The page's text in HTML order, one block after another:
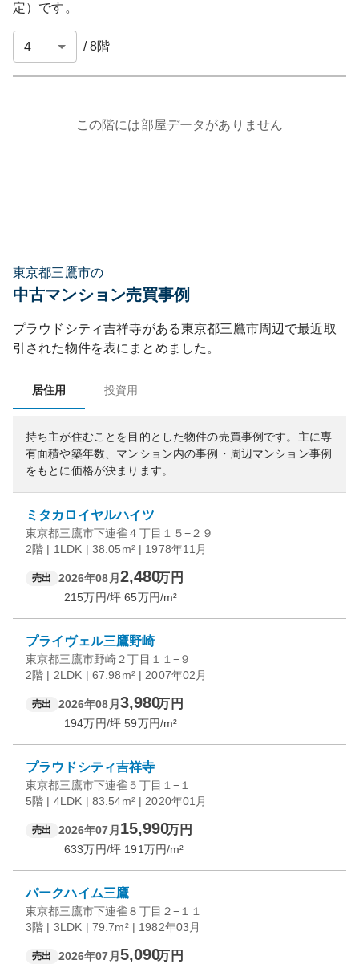
定）です。
/8階
この階には部屋データがありません
東京都三鷹市の
中古マンション売買事例
プラウドシティ吉祥寺がある東京都三鷹市周辺で最近取
引された物件を表にまとめました。
居住用 投資用
持ち主が住むことを目的とした物件の売買事例です。 主に専
有面積や築年数、マンション内の事例・周辺マンション事例
をもとに価格が決まります。
ミタカロイヤルハイツ
東京都三鷹市下連雀４丁目１５−２９
2階 | 1LDK | 38.05m² | 1978年11月
売出 2026年08月 2,480万円
215万円/坪 65万円/m²
プライヴェル三鷹野崎
東京都三鷹市野崎２丁目１１−９
2階 | 2LDK | 67.98m² | 2007年02月
売出 2026年08月 3,980万円
194万円/坪 59万円/m²
プラウドシティ吉祥寺
東京都三鷹市下連雀５丁目１−１
5階 | 4LDK | 83.54m² | 2020年01月
売出 2026年07月 15,990万円
633万円/坪 191万円/m²
パークハイム三鷹
東京都三鷹市下連雀８丁目２−１１
3階 | 3LDK | 79.7m² | 1982年03月
売出 2026年07月 5,090万円